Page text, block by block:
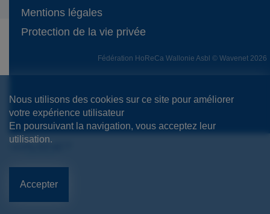
Nous utilisons des cookies sur ce site pour améliorer
votre expérience utilisateur
En poursuivant la navigation, vous acceptez leur
utilisation.
Accepter
Mentions légales
Protection de la vie privée
Fédération HoReCa Wallonie Asbl © Wavenet 2026